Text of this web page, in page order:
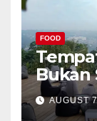
FOOD
Bukan
AUGUST